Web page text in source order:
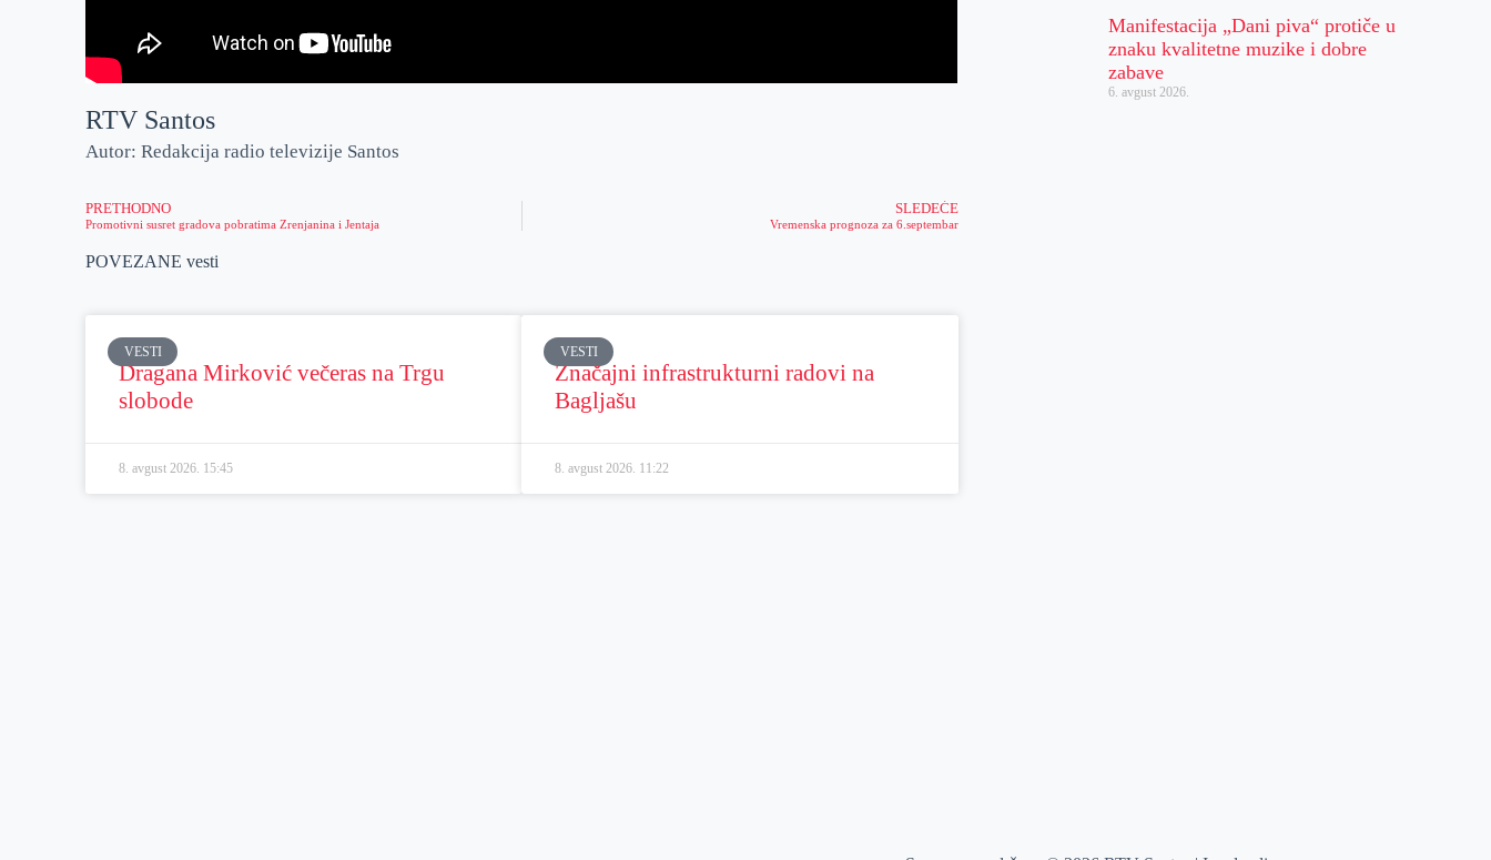
RTV Santos
Autor: Redakcija radio televizije Santos
PRETHODNO
Promotivni susret gradova pobratima Zrenjanina i Jentaja
SLEDEĆE
Vremenska prognoza za 6.septembar
POVEZANE vesti
VESTI
Dragana Mirković večeras na Trgu
slobode
8. avgust 2026. 15:45
VESTI
Značajni infrastrukturni radovi na
Bagljašu
8. avgust 2026. 11:22
Manifestacija „Dani piva“ protiče u
znaku kvalitetne muzike i dobre
zabave
6. avgust 2026.